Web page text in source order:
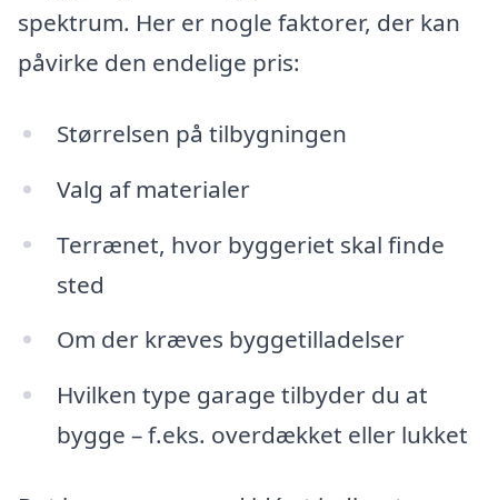
spektrum. Her er nogle faktorer, der kan
påvirke den endelige pris:
Størrelsen på tilbygningen
Valg af materialer
Terrænet, hvor byggeriet skal finde
sted
Om der kræves byggetilladelser
Hvilken type garage tilbyder du at
bygge – f.eks. overdækket eller lukket